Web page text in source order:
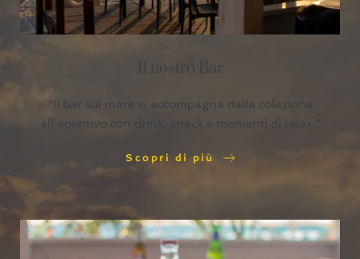
Il nostro Bar
“Il bar sul mare vi accompagna dalla colazione
all’aperitivo con drink, snack e momenti di relax.”
Scopri di più